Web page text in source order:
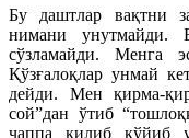
Бу даштлар вақтни
нимани унутмайди.
сўзламайди. Менга
Қўзғалоқлар унмай
дейди. Мен қирма-
сой”дан ўтиб
чаппа қилиб қўйиб